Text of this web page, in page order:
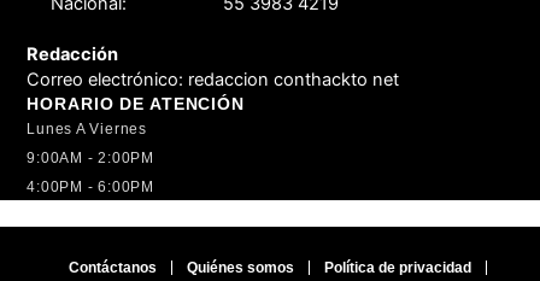
Redacción
Correo electrónico: redaccion conthackto net
HORARIO DE ATENCIÓN
Lunes A Viernes
9:00AM - 2:00PM
4:00PM - 6:00PM
Contáctanos Quiénes somos Política de privacidad